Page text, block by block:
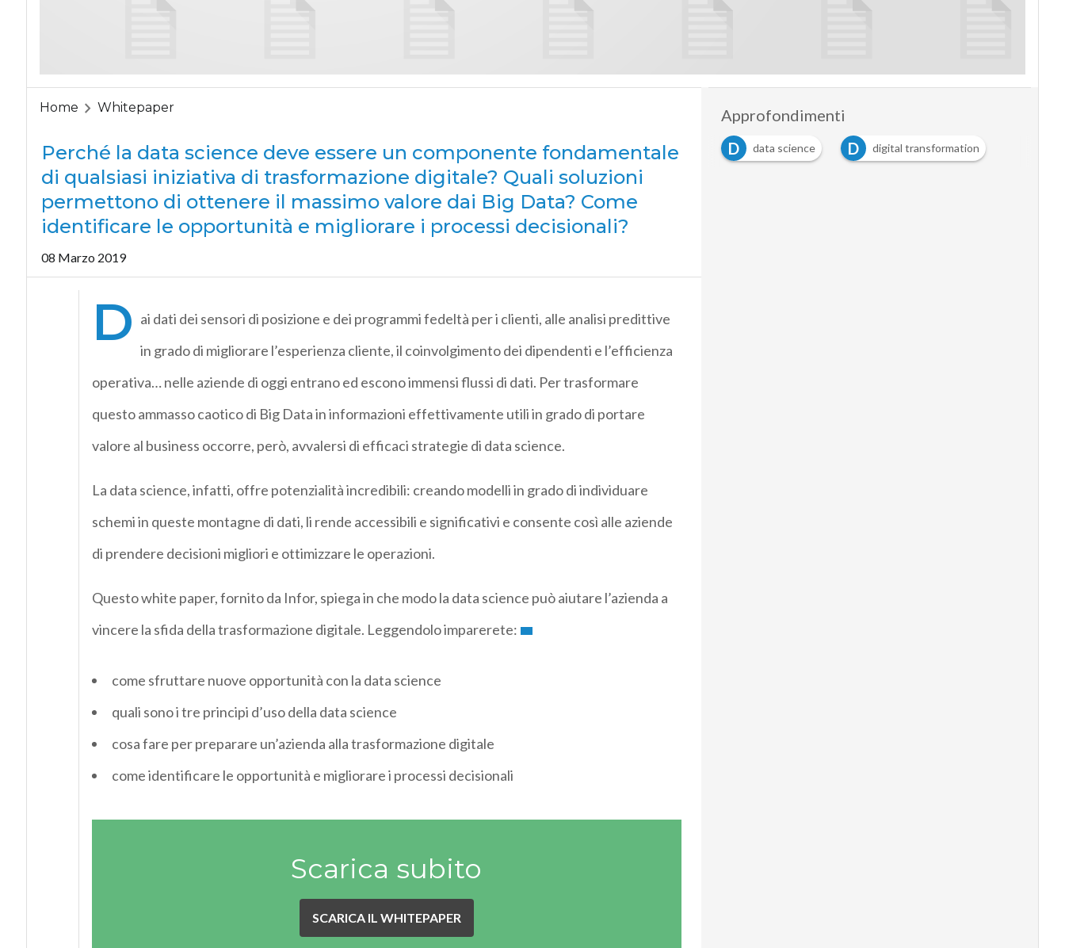
Home Whitepaper
Perché la data science deve essere un componente fondamentale
di qualsiasi iniziativa di trasformazione digitale? Quali soluzioni
permettono di ottenere il massimo valore dai Big Data? Come
identificare le opportunità e migliorare i processi decisionali?
08 Marzo 2019
D ai dati dei sensori di posizione e dei programmi fedeltà per i clienti, alle analisi predittive
in grado di migliorare l’esperienza cliente, il coinvolgimento dei dipendenti e l’efficienza
operativa… nelle aziende di oggi entrano ed escono immensi flussi di dati. Per trasformare
questo ammasso caotico di Big Data in informazioni effettivamente utili in grado di portare
valore al business occorre, però, avvalersi di efficaci strategie di data science.
La data science, infatti, offre potenzialità incredibili: creando modelli in grado di individuare
schemi in queste montagne di dati, li rende accessibili e significativi e consente così alle aziende
di prendere decisioni migliori e ottimizzare le operazioni.
Questo white paper, fornito da Infor, spiega in che modo la data science può aiutare l’azienda a
vincere la sfida della trasformazione digitale. Leggendolo imparerete:
come sfruttare nuove opportunità con la data science
quali sono i tre principi d’uso della data science
cosa fare per preparare un’azienda alla trasformazione digitale
come identificare le opportunità e migliorare i processi decisionali
Scarica subito
SCARICA IL WHITEPAPER
Approfondimenti
D
data science D digital transformation